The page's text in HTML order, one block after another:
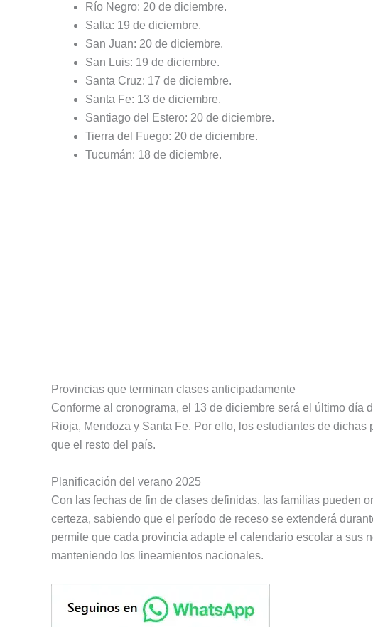
Río Negro: 20 de diciembre.
Salta: 19 de diciembre.
San Juan: 20 de diciembre.
San Luis: 19 de diciembre.
Santa Cruz: 17 de diciembre.
Santa Fe: 13 de diciembre.
Santiago del Estero: 20 de diciembre.
Tierra del Fuego: 20 de diciembre.
Tucumán: 18 de diciembre.
Provincias que terminan clases anticipadamente
Conforme al cronograma, el 13 de diciembre será el último día
Rioja, Mendoza y Santa Fe. Por ello, los estudiantes de
que el resto del país.
Planificación del verano 2025
Con las fechas de fin de clases definidas, las familias pueden
certeza, sabiendo que el período de receso se extenderá
permite que cada provincia adapte el calendario escolar a sus
manteniendo los lineamientos nacionales.